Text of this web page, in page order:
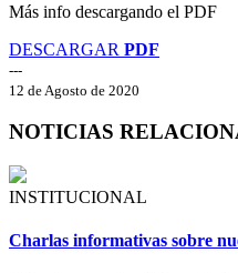
Más info descargando el PDF
DESCARGAR PDF
---
12 de Agosto de 2020
NOTICIAS
INSTITUCIONAL
Charlas informativas sobre